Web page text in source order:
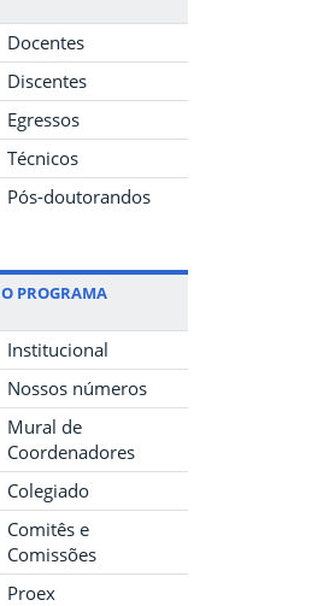
Docentes
Discentes
Egressos
Técnicos
Pós-doutorandos
O PROGRAMA
Institucional
Nossos números
Mural de
Coordenadores
Colegiado
Comitês e
Comissões
Proex